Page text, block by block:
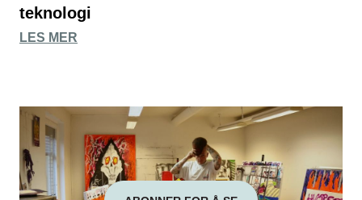
teknologi
LES MER